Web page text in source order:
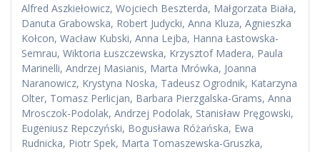
Alfred Aszkiełowicz, Wojciech Beszterda, Małgorzata Biała,
Danuta Grabowska, Robert Judycki, Anna Kluza, Agnieszka
Kołcon, Wacław Kubski, Anna Lejba, Hanna Łastowska-
Semrau, Wiktoria Łuszczewska, Krzysztof Madera, Paula
Marinelli, Andrzej Masianis, Marta Mrówka, Joanna
Naranowicz, Krystyna Noska, Tadeusz Ogrodnik, Katarzyna
Olter, Tomasz Perlicjan, Barbara Pierzgalska-Grams, Anna
Mrosczok-Podolak, Andrzej Podolak, Stanisław Pręgowski,
Eugeniusz Repczyński, Bogusława Różańska, Ewa
Rudnicka, Piotr Spek, Marta Tomaszewska-Gruszka,